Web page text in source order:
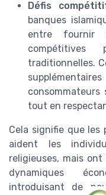
Défis
banques
entre fournir
traditionnelles.
tout en
Cela signifie que
aident les
religieuses, mais
dynamiques
introduisant de